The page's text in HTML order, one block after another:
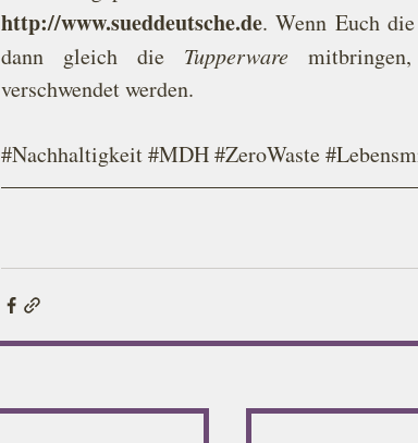
http://www.sueddeutsche.de. Wenn Euch
dann gleich die Tupperware mitbringen,
verschwendet werden.
#Nachhaltigkeit#MDH#ZeroWaste